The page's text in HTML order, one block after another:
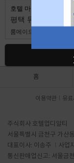
호텔 마루
평택 뮤즈호텔 부
룸메이드
홈
이용약관 유
주식회사 호텔업디알티
서울특별시 금천구 가산
대표이사: 이송주
사업
통신판매업신고: 서울금